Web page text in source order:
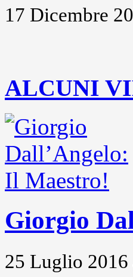
17 Dicembre
ALCUNI
Giorgio
25 Luglio 2016